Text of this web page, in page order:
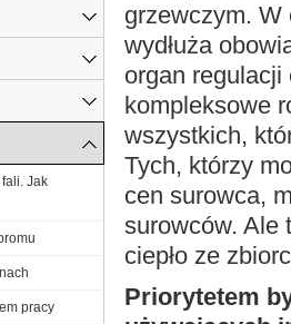
grzewczym. W
wydłuża
organ
kompleksowe
wszystkich,
Tych, którzy
cen surowca,
surowców. Ale
ciepło ze
Priorytetem
Jak
pracy